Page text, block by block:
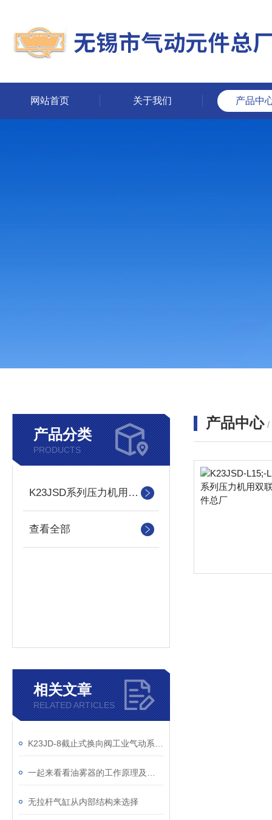
网站首页 关于我们 产品中
产品分类
PRODUCTS
K23JSD系列压力机用双联阀
查看全部
相关文章
RELATED ARTICLES
无拉杆气缸从内部结构来选择
产品中心 /